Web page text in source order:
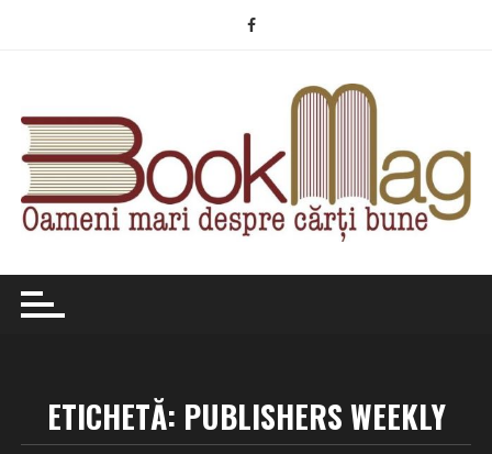
ETICHETĂ: PUBLISHERS WEEKLY